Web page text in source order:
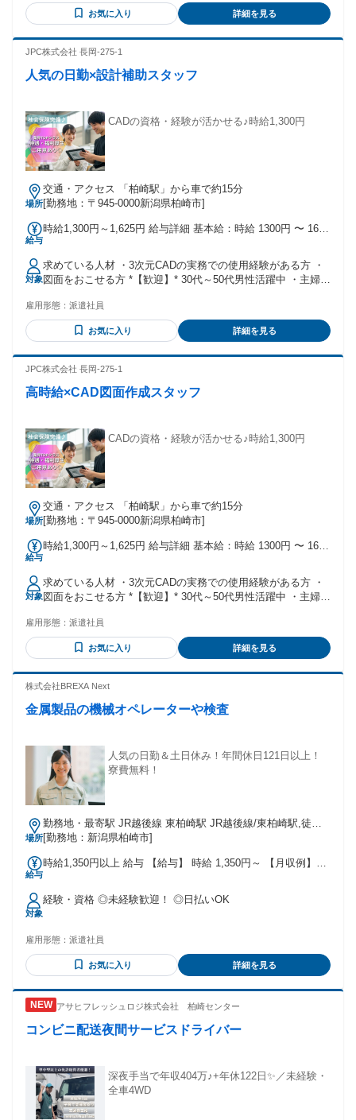
お気に入り 詳細を見る
JPC株式会社 長岡-275-1
人気の日勤×設計補助スタッフ
CADの資格・経験が活かせる♪時給1,300円
場所
交通・アクセス 「柏崎駅」から車で約15分
[勤務地：〒945-0000新潟県柏崎市]
給与
時給1,300円～1,625円 給与詳細 基本給：時給 1300円 〜 1625
（日払い） ＊残業代全額支給
対象
求めている人材 ・3次元CADの実務での使用経験がある方 ・
図面をおこせる方 *【歓迎】* 30代～50代男性活躍中 ・主婦
不問 *【こんな方におすすめ】* ・未経験でも安定的に稼げる
仕事がしたい！ ・誰かの役に立つ仕事がしたい！ ・社会イン
フラを支える仕事がしたい！ ・将来のキャリア形成を考えて
っかり確保してお仕事したい方！ ・友達同士やカップルで働
雇用形態： 派遣社員
お気に入り 詳細を見る
JPC株式会社 長岡-275-1
高時給×CAD図面作成スタッフ
CADの資格・経験が活かせる♪時給1,300円
場所
交通・アクセス 「柏崎駅」から車で約15分
[勤務地：〒945-0000新潟県柏崎市]
給与
時給1,300円～1,625円 給与詳細 基本給：時給 1300円 〜 1625
（日払い） ＊残業代全額支給
対象
求めている人材 ・3次元CADの実務での使用経験がある方 ・
図面をおこせる方 *【歓迎】* 30代～50代男性活躍中 ・主婦
不問 *【こんな方におすすめ】* ・未経験でも安定的に稼げる
仕事がしたい！ ・誰かの役に立つ仕事がしたい！ ・社会イン
フラを支える仕事がしたい！ ・将来のキャリア形成を考えて
っかり確保してお仕事したい方！ ・友達同士やカップルで働
雇用形態： 派遣社員
お気に入り 詳細を見る
株式会社BREXA Next
金属製品の機械オペレーターや検査
人気の日勤＆土日休み！年間休日121日以上！
寮費無料！
場所
勤務地・最寄駅 JR越後線 東柏崎駅 JR越後線/東柏崎駅,徒歩
15分 ★北陸自動車道道柏崎ICから車で10分 ★工場敷敷地内に
[勤務地：新潟県柏崎市]
給与
時給1,350円以上 給与 【給与】 時給 1,350円～ 【月収例】
【交通費】 ※月3万円まで支給
対象
経験・資格 ◎未経験歓迎！ ◎日払いOK
雇用形態： 派遣社員
お気に入り 詳細を見る
アサヒフレッシュロジ株式会社 柏崎センター
コンビニ配送夜間サービスドライバー
深夜手当で年収404万♪+年休122日✨／未経験・
全車4WD